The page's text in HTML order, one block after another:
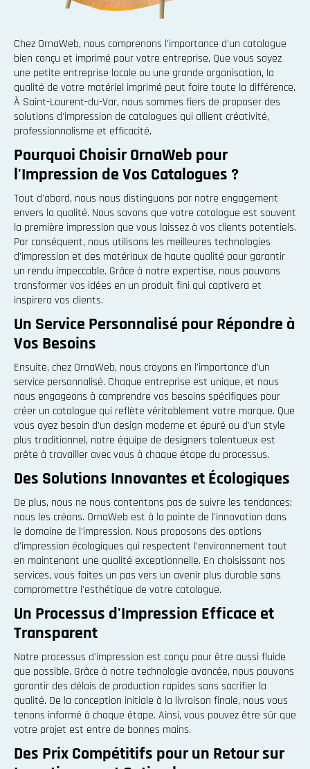
Chez OrnaWeb, nous comprenons l'importance d'un catalogue
bien conçu et imprimé pour votre entreprise. Que vous soyez
une petite entreprise locale ou une grande organisation, la
qualité de votre matériel imprimé peut faire toute la différence.
À Saint-Laurent-du-Var, nous sommes fiers de proposer des
solutions d'impression de catalogues qui allient créativité,
professionnalisme et efficacité.
Pourquoi Choisir OrnaWeb pour
l'Impression de Vos Catalogues ?
Tout d'abord, nous nous distinguons par notre engagement
envers la qualité. Nous savons que votre catalogue est souvent
la première impression que vous laissez à vos clients potentiels.
Par conséquent, nous utilisons les meilleures technologies
d'impression et des matériaux de haute qualité pour garantir
un rendu impeccable. Grâce à notre expertise, nous pouvons
transformer vos idées en un produit fini qui captivera et
inspirera vos clients.
Un Service Personnalisé pour Répondre à
Vos Besoins
Ensuite, chez OrnaWeb, nous croyons en l'importance d'un
service personnalisé. Chaque entreprise est unique, et nous
nous engageons à comprendre vos besoins spécifiques pour
créer un catalogue qui reflète véritablement votre marque. Que
vous ayez besoin d'un design moderne et épuré ou d'un style
plus traditionnel, notre équipe de designers talentueux est
prête à travailler avec vous à chaque étape du processus.
Des Solutions Innovantes et Écologiques
De plus, nous ne nous contentons pas de suivre les tendances;
nous les créons. OrnaWeb est à la pointe de l'innovation dans
le domaine de l'impression. Nous proposons des options
d'impression écologiques qui respectent l'environnement tout
en maintenant une qualité exceptionnelle. En choisissant nos
services, vous faites un pas vers un avenir plus durable sans
compromettre l'esthétique de votre catalogue.
Un Processus d'Impression Efficace et
Transparent
Notre processus d'impression est conçu pour être aussi fluide
que possible. Grâce à notre technologie avancée, nous pouvons
garantir des délais de production rapides sans sacrifier la
qualité. De la conception initiale à la livraison finale, nous vous
tenons informé à chaque étape. Ainsi, vous pouvez être sûr que
votre projet est entre de bonnes mains.
Des Prix Compétitifs pour un Retour sur